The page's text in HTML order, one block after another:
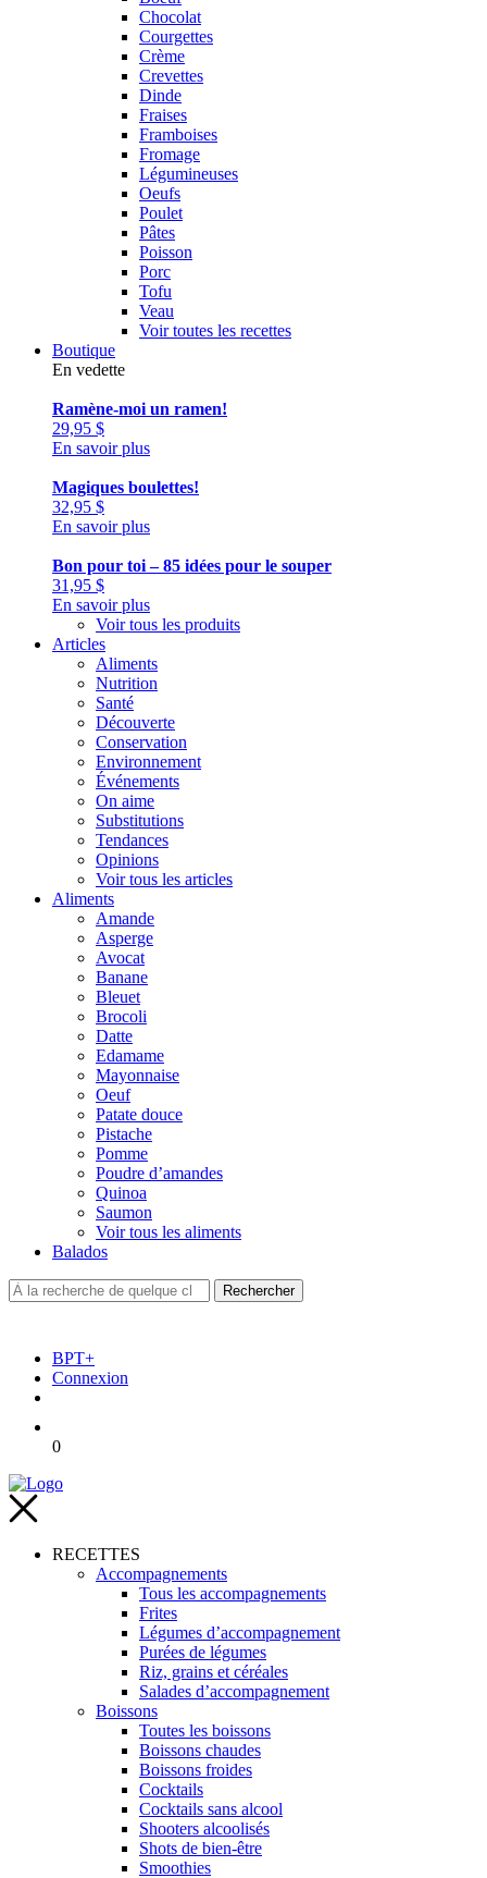
Chocolat
Courgettes
Crème
Crevettes
Dinde
Fraises
Framboises
Fromage
Légumineuses
Oeufs
Poulet
Pâtes
Poisson
Porc
Tofu
Veau
Voir toutes les recettes
Boutique
En vedette
Ramène-moi un ramen!
29,95 $
En savoir plus
Magiques boulettes!
32,95 $
En savoir plus
Bon pour toi – 85 idées pour le souper
31,95 $
En savoir plus
Voir tous les produits
Articles
Aliments
Nutrition
Santé
Découverte
Conservation
Environnement
Événements
On aime
Substitutions
Tendances
Opinions
Voir tous les articles
Aliments
Amande
Asperge
Avocat
Banane
Bleuet
Brocoli
Datte
Edamame
Mayonnaise
Oeuf
Patate douce
Pistache
Pomme
Poudre d’amandes
Quinoa
Saumon
Voir tous les aliments
Balados
BPT+
Connexion
0
RECETTES
Accompagnements
Tous les accompagnements
Frites
Légumes d’accompagnement
Purées de légumes
Riz, grains et céréales
Salades d’accompagnement
Boissons
Toutes les boissons
Boissons chaudes
Boissons froides
Cocktails
Cocktails sans alcool
Shooters alcoolisés
Shots de bien-être
Smoothies